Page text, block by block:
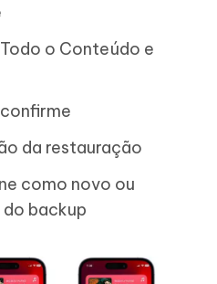
o Conteúdo e
da restauração
como novo ou
backup